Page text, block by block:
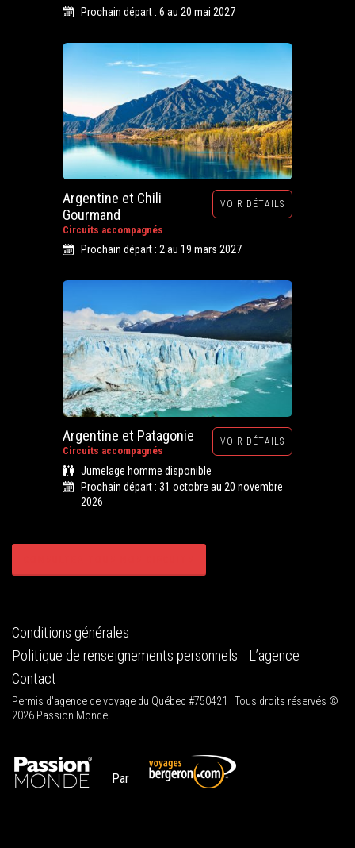
Prochain départ : 6 au 20 mai 2027
Argentine et Chili
Gourmand
Circuits accompagnés
VOIR DÉTAILS
Prochain départ : 2 au 19 mars 2027
Argentine et Patagonie
Circuits accompagnés
VOIR DÉTAILS
Jumelage homme disponible
Prochain départ : 31 octobre au 20 novembre
2026
Conditions générales
Politique de renseignements personnels
L’agence
Contact
Permis d'agence de voyage du Québec #750421 | Tous droits réservés ©
2026 Passion Monde.
Par